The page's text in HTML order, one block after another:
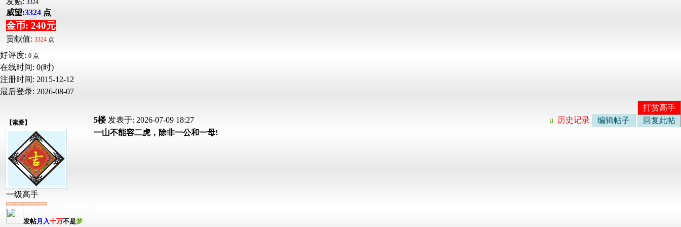
3324
威望:3324 点
金币: 240元
贡献值: 3324 点
好评度: 0 点
在线时间: 0(时)
注册时间: 2015-12-12
最后登录: 2026-08-07
打赏高手
【索爱】
一级高手
发帖月入十万不是梦
5楼 发表于: 2026-07-09 18:27 u 历史记录 编辑帖子
回复此帖
一山不能容二虎，除非一公和一母!